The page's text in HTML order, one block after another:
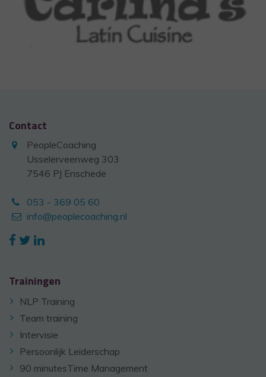
Contact
PeopleCoaching
Usselerveenweg 303
7546 PJ Enschede
053 - 369 05 60
info@peoplecoaching.nl
Trainingen
NLP Training
Team training
Intervisie
Persoonlijk Leiderschap
90 minutesTime Management